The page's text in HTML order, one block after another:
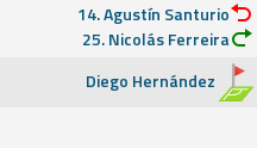
14. Agustín Santurio
25. Nicolás Ferreira
Diego Hernández